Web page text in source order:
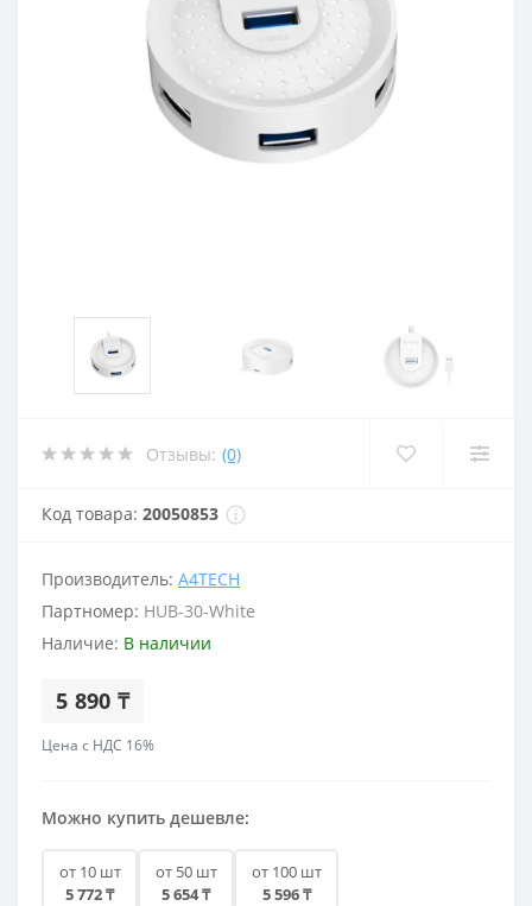
Отзывы: (0)
Код товара: 20050853
Производитель: A4TECH
Партномер: HUB-30-White
Наличие: В наличии
5 890 ₸
Цена с НДС 16%
Можно купить дешевле:
от 10 шт
5 772 ₸
от 50 шт
5 654 ₸
от 100 шт
5 596 ₸